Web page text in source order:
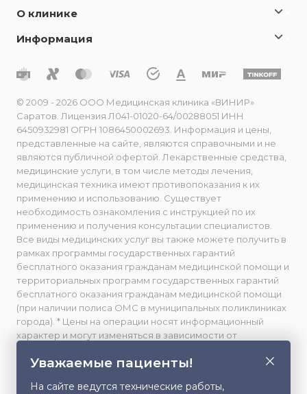
О клинике
Информация
© 2009 - 2026 ООО Медицинская клиника «ВИНИР»
Саратов. Лицензия Л041-01020-64/00288051 ИНН
6450932981 ОГРН 1086450002693. Информация и цены,
представленные на сайте, являются справочными и не
являются публичной офертой. Лекарственные средства,
медицинские услуги, в том числе методы лечения,
медицинская техника имеют противопоказания к их
применению и использованию. Существует
необходимость ознакомления с инструкцией по их
применению и получения консультации специалистов.
Все виды медицинских услуг вы также можете получить в
рамках программы государственных гарантий
бесплатного оказания гражданам медицинской помощи и
территориальных программ государственных гарантий
бесплатного оказания гражданам медицинской помощи
(при наличии полиса ОМС в муниципальных поликлиниках
города). * Цены на операции носят информационный
характер и могут изменяться в зависимости от
Facebook принадлежит компании Meta, признанной
видеоматериал, размещенный на данном сайте,
Уважаемые пациенты!
На сайте ведутся технические работы,